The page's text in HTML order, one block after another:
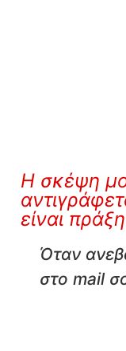
Η σκέψη
είναι
Όταν
στο mail